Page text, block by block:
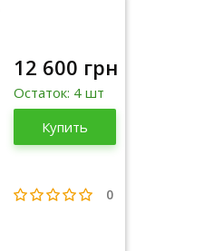
Германия
2026
12 600 грн
Остаток: 4 шт
Купить
0